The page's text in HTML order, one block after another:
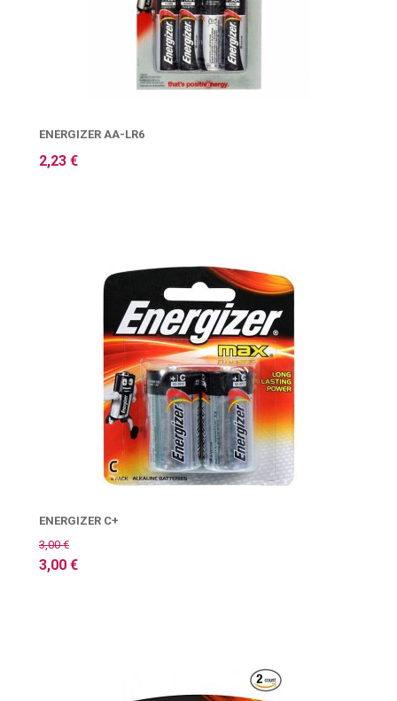
ΕNERGIZER AA-LR6
2,23 €
ENERGIZER C+
3,00 €
3,00 €